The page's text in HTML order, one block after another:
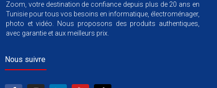
Zoom, votre destination de confiance depuis plus de 20 ans en
Tunisie pour tous vos besoins en informatique, électroménager,
photo et vidéo. Nous proposons des produits authentiques,
avec garantie et aux meilleurs prix.
Nous suivre